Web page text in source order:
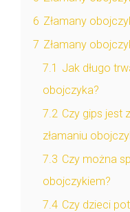
6 Złamany
7 Złamany
7.1 Jak długo
obojczyka?
7.2 Czy gips jest
złamaniu
7.3 Czy można
obojczykiem?
7.4 Czy dzieci